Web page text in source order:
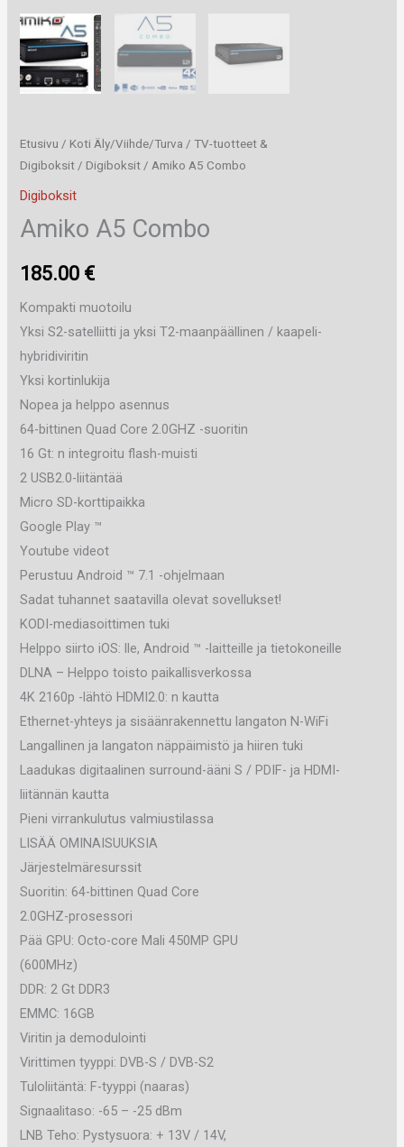
Etusivu / Koti Äly/Viihde/Turva /TV-tuotteet &
Digiboksit / Digiboksit / Amiko A5 Combo
Digiboksit
Amiko A5 Combo
185.00 €
Kompakti muotoilu
Yksi S2-satelliitti ja yksi T2-maanpäällinen / kaapeli-
hybridiviritin
Yksi kortinlukija
Nopea ja helppo asennus
64-bittinen Quad Core 2.0GHZ -suoritin
16 Gt: n integroitu flash-muisti
2 USB2.0-liitäntää
Micro SD-korttipaikka
Google Play ™
Youtube videot
Perustuu Android ™ 7.1 -ohjelmaan
Sadat tuhannet saatavilla olevat sovellukset!
KODI-mediasoittimen tuki
Helppo siirto iOS: lle, Android ™ -laitteille ja tietokoneille
DLNA – Helppo toisto paikallisverkossa
4K 2160p -lähtö HDMI2.0: n kautta
Ethernet-yhteys ja sisäänrakennettu langaton N-WiFi
Langallinen ja langaton näppäimistö ja hiiren tuki
Laadukas digitaalinen surround-ääni S / PDIF- ja HDMI-
liitännän kautta
Pieni virrankulutus valmiustilassa
LISÄÄ OMINAISUUKSIA
Järjestelmäresurssit
Suoritin: 64-bittinen Quad Core
2.0GHZ-prosessori
Pää GPU: Octo-core Mali 450MP GPU
(600MHz)
DDR: 2 Gt DDR3
EMMC: 16GB
Viritin ja demodulointi
Virittimen tyyppi: DVB-S / DVB-S2
Tuloliitäntä: F-tyyppi (naaras)
Signaalitaso: -65 – -25 dBm
LNB Teho: Pystysuora: + 13V / 14V,